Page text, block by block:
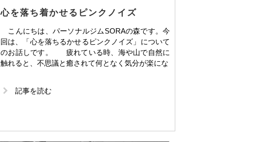
心を落ち着かせるピンクノイズ
こんにちは、パーソナルジムSORAの森です。今
回は、「心を落ちるかせるピンクノイズ」について
のお話しです。 疲れている時、海や山で自然に
触れると、不思議と癒されて何となく気分が楽にな
記事を読む